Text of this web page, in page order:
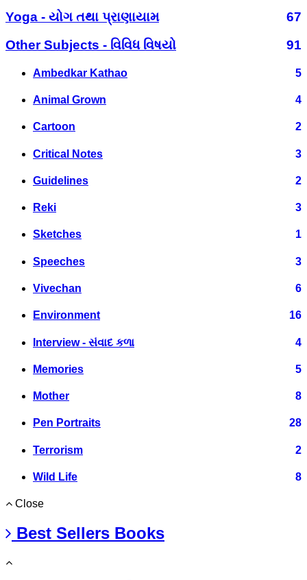
Yoga - યોગ તથા પ્રાણાયામ
67
Other Subjects - વિવિધ વિષયો
91
Ambedkar Kathao 5
Animal Grown 4
Cartoon 2
Critical Notes 3
Guidelines 2
Reki 3
Sketches 1
Speeches 3
Vivechan 6
Environment 16
Interview - સંવાદ કળા 4
Memories 5
Mother 8
Pen Portraits 28
Terrorism 2
Wild Life 8
Close
Best Sellers Books